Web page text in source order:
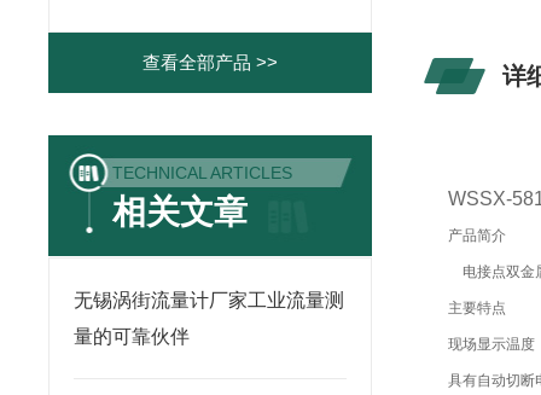
查看全部产品 >>
TECHNICAL ARTICLES
相关文章
无锡涡街流量计厂家工业流量测
量的可靠伙伴
详
WSSX-
产品简介
电接点双金
主要特点
现场显示温度
具有自动切断